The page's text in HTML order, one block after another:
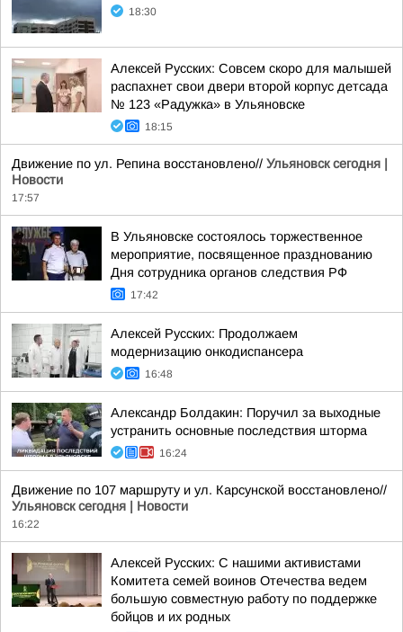
18:30
Алексей Русских: Совсем скоро для малышей
распахнет свои двери второй корпус детсада
№ 123 «Радужка» в Ульяновске
18:15
Движение по ул. Репина восстановлено// Ульяновск сегодня |
Новости
17:57
В Ульяновске состоялось торжественное
мероприятие, посвященное празднованию
Дня сотрудника органов следствия РФ
17:42
Алексей Русских: Продолжаем
модернизацию онкодиспансера
16:48
Александр Болдакин: Поручил за выходные
устранить основные последствия шторма
16:24
Движение по 107 маршруту и ул. Карсунской восстановлено//
Ульяновск сегодня | Новости
16:22
Алексей Русских: С нашими активистами
Комитета семей воинов Отечества ведем
большую совместную работу по поддержке
бойцов и их родных